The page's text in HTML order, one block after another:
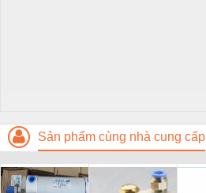
Sản phẩm cùng nhà cung cấp